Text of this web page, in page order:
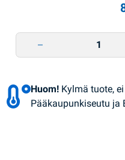
Huom! Kylmä tuote,
Pääkaupunkiseutu ja